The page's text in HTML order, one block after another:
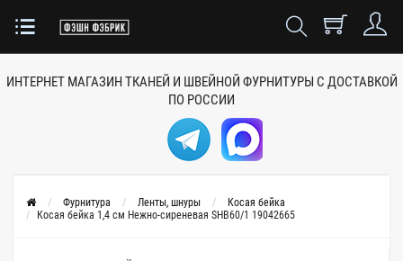
ИНТЕРНЕТ МАГАЗИН ТКАНЕЙ И ШВЕЙНОЙ ФУРНИТУРЫ С ДОСТАВКОЙ
ПО РОССИИ
Фурнитура Ленты, шнуры
Косая бейка
Косая бейка 1,4 см Нежно-сиреневая SHB60/1 19042665